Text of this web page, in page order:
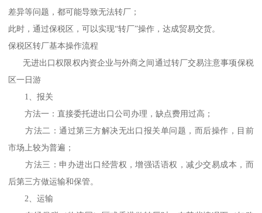
差异等问题，都可能导致无法转厂；
此时，通过保税区，可以实现“转厂”操作，达成贸易交货。
保税区转厂基本操作流程
无进出口权限权内资企业与外商之间通过转厂交易注意事项保税
区一日游
1、报关
方法一：直接委托进出口公司办理，缺点费用过高；
方法二：通过第三方解决无出口报关单问题，而后操作，目前
市场上较为普遍；
方法三：申办进出口经营权，增强话语权，减少交易成本，而
后第三方做运输和保管。
2、运输